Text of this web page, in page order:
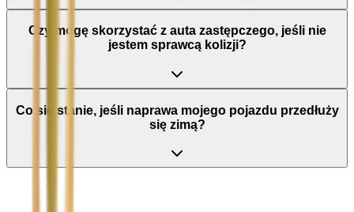
Czy mogę skorzystać z auta zastępczego, jeśli nie
jestem sprawcą kolizji?
Co się stanie, jeśli naprawa mojego pojazdu przedłuży
się zimą?